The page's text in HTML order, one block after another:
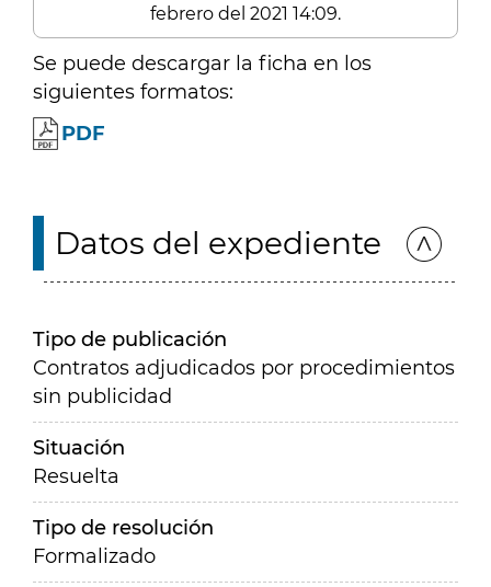
febrero del 2021 14:09.
Se puede descargar la ficha en los
siguientes formatos:
PDF
Datos del expediente
Tipo de publicación
Contratos adjudicados por procedimientos
sin publicidad
Situación
Resuelta
Tipo de resolución
Formalizado